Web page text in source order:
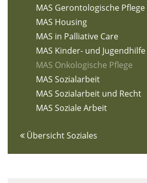
MAS Gerontologische Pflege
MAS Housing
MAS in Palliative Care
MAS Kinder- und Jugendhilfe
MAS Onkologische Pflege
MAS Sozialarbeit
MAS Sozialarbeit und Recht
MAS Soziale Arbeit
Übersicht Soziales